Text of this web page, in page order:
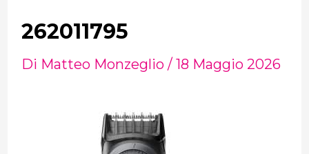
262011795
Di Matteo Monzeglio / 18 Maggio 2026